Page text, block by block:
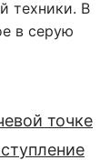
техники. В
в серую
точке